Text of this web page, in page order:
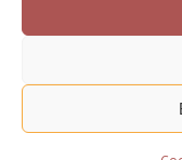
Van moord­zaak tot